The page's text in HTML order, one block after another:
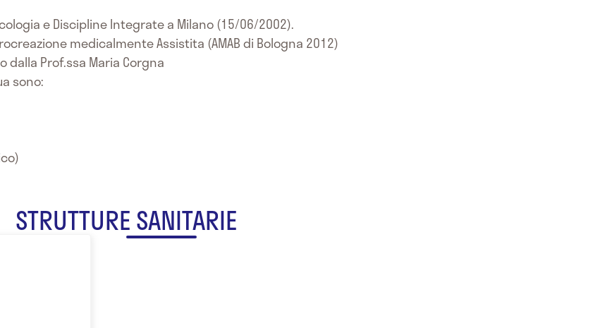
e Discipline Integrate a Milano (15/06/2002).
medicalmente Assistita (AMAB di Bologna 2012)
dalla Prof.ssa Maria Corgna
sono:
STRUTTURE SANITARIE